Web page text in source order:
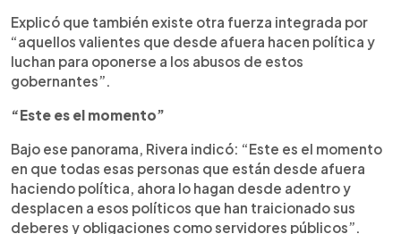
Explicó que también existe otra fuerza integrada por
“aquellos valientes que desde afuera hacen política y
luchan para oponerse a los abusos de estos
gobernantes”.
“Este es el momento”
Bajo ese panorama, Rivera indicó: “Este es el momento
en que todas esas personas que están desde afuera
haciendo política, ahora lo hagan desde adentro y
desplacen a esos políticos que han traicionado sus
deberes y obligaciones como servidores públicos”.